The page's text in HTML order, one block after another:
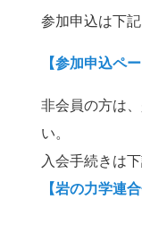
参加申込は下
【参加申込ペー
非会員の方は
い。
入会手続きは
【岩の力学連